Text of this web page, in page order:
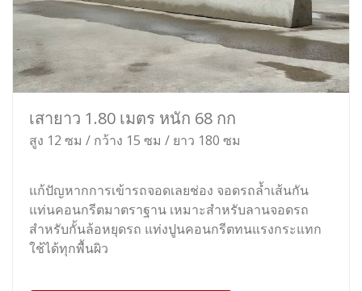
เสายาว 1.80 เมตร หนัก 68 กก
สูง 12 ซม / กว้าง 15 ซม / ยาว 180 ซม
แก้ปัญหากการเข้ารถจอดเลยช่อง จอดรถล้ำเส้นกัน
แท่นคอนกรีตมาตราฐาน เหมาะสำหรับลานจอดรถ
สำหรับกั้นล้อหยุดรถ แท่งปูนคอนกรีตทนแรงกระแทก
ใช้ได้ทุกพื้นผิว